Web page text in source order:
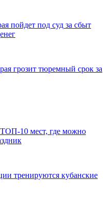
пойдет под суд за сбыт
грозит тюремный срок за
ТОП-10 мест, где можно
тренируются кубанские